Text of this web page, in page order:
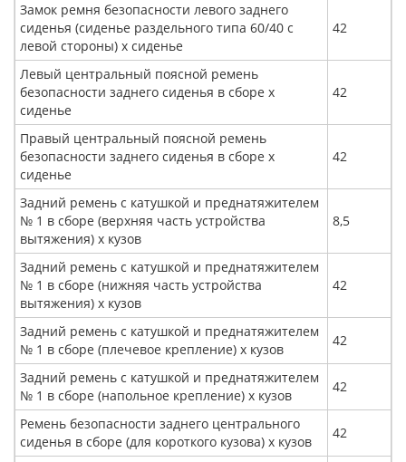
Замок ремня безопасности левого заднего
сиденья (сиденье раздельного типа 60/40 с
левой стороны) x сиденье
42
Левый центральный поясной ремень
безопасности заднего сиденья в сборе x
сиденье
42
Правый центральный поясной ремень
безопасности заднего сиденья в сборе x
сиденье
42
Задний ремень с катушкой и преднатяжителем
№ 1 в сборе (верхняя часть устройства
вытяжения) х кузов
8,5
Задний ремень с катушкой и преднатяжителем
№ 1 в сборе (нижняя часть устройства
вытяжения) х кузов
42
Задний ремень с катушкой и преднатяжителем
№ 1 в сборе (плечевое крепление) х кузов
42
Задний ремень с катушкой и преднатяжителем
№ 1 в сборе (напольное крепление) х кузов
42
Ремень безопасности заднего центрального
сиденья в сборе (для короткого кузова) x кузов
42